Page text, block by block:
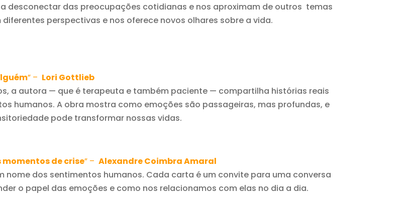
desconectar das preocupações cotidianas e nos aproximam de outros temas
perspectivas e nos oferece novos olhares sobre a vida.
” – Lori Gottlieb
a autora — que é terapeuta e também paciente — compartilha histórias reais
humanos. A obra mostra como emoções são passageiras, mas profundas, e
pode transformar nossas vidas.
de crise” –Alexandre Coimbra Amaral
nome dos sentimentos humanos. Cada carta é um convite para uma conversa
o papel das emoções e como nos relacionamos com elas no dia a dia.